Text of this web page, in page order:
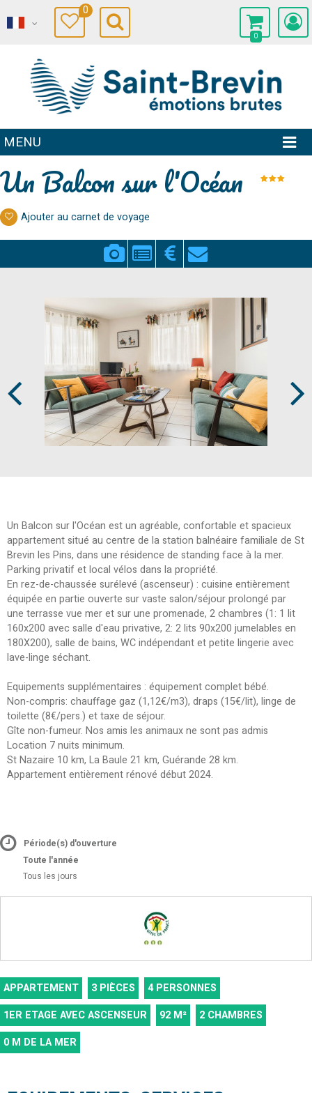
0
0
MENU
Un Balcon sur l'Océan
Ajouter au carnet de voyage
Un Balcon sur l'Océan est un agréable, confortable et spacieux
appartement situé au centre de la station balnéaire familiale de St
Brevin les Pins, dans une résidence de standing face à la mer.
Parking privatif et local vélos dans la propriété.
En rez-de-chaussée surélevé (ascenseur) : cuisine entièrement
équipée en partie ouverte sur vaste salon/séjour prolongé par
une terrasse vue mer et sur une promenade, 2 chambres (1: 1 lit
160x200 avec salle d'eau privative, 2: 2 lits 90x200 jumelables en
180X200), salle de bains, WC indépendant et petite lingerie avec
lave-linge séchant.
Equipements supplémentaires : équipement complet bébé.
Non-compris: chauffage gaz (1,12€/m3), draps (15€/lit), linge de
toilette (8€/pers.) et taxe de séjour.
Gîte non-fumeur. Nos amis les animaux ne sont pas admis
Location 7 nuits minimum.
St Nazaire 10 km, La Baule 21 km, Guérande 28 km.
Appartement entièrement rénové début 2024.
Période(s) d'ouverture
Toute l'année
Tous les jours
APPARTEMENT 3 PIÈCES
4 PERSONNES
1ER ETAGE AVEC ASCENSEUR
92 M²
2 CHAMBRES
0 M DE LA MER